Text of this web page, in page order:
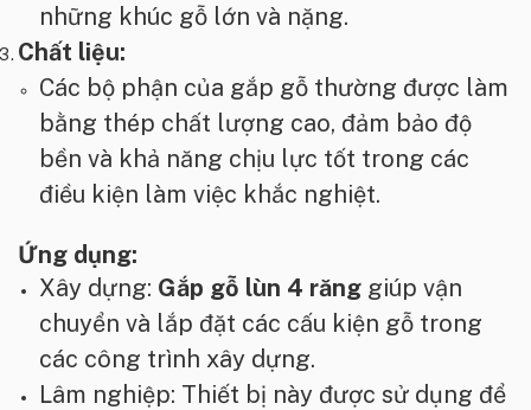
những khúc gỗ lớn và nặng.
Chất liệu:
Các bộ phận của gắp gỗ thường được làm
bằng thép chất lượng cao, đảm bảo độ
bền và khả năng chịu lực tốt trong các
điều kiện làm việc khắc nghiệt.
Ứng dụng:
Xây dựng: Gắp gỗ lùn 4 răng giúp vận
chuyển và lắp đặt các cấu kiện gỗ trong
các công trình xây dựng.
Lâm nghiệp: Thiết bị này được sử dụng để